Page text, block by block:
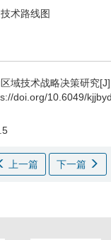
术路线图
域技术战略决策研究
doi.org/10.6049/
上一篇 下一篇